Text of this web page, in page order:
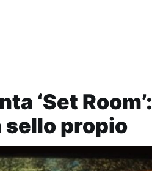
‘Set Room’:
sello propio